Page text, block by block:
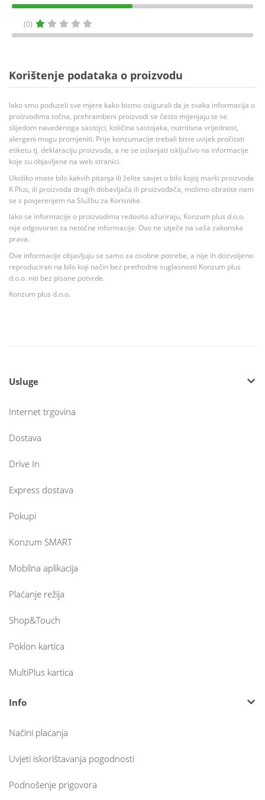
(0)
Korištenje podataka o proizvodu
Iako smo poduzeli sve mjere kako bismo osigurali da je svaka informacija o
proizvodima točna, prehrambeni proizvodi se često mijenjaju te se
slijedom navedenoga sastojci, količina sastojaka, nutritivna vrijednost,
alergeni mogu promjeniti. Prije konzumacije trebali biste uvijek pročitati
etiketu tj. deklaraciju proizvoda, a ne se oslanjati isključivo na informacije
koje su objavljene na web stranici.
Ukoliko imate bilo kakvih pitanja ili želite savjet o bilo kojoj marki proizvoda
K Plus, ili proizvoda drugih dobavljača ili proizvođača, molimo obratite nam
se s povjerenjem na Službu za Korisnike.
Iako se informacije o proizvodima redovito ažuriraju, Konzum plus d.o.o.
nije odgovoran za netočne informacije. Ovo ne utječe na vaša zakonska
prava.
Ove informacije objavljuju se samo za osobne potrebe, a nije ih dozvoljeno
reproducirati na bilo koji način bez prethodne suglasnosti Konzum plus
d.o.o. niti bez pisane potvrde.
Konzum plus d.o.o.
Usluge
Internet trgovina
Dostava
Drive In
Express dostava
Pokupi
Konzum SMART
Mobilna aplikacija
Plaćanje režija
Shop&Touch
Poklon kartica
MultiPlus kartica
Info
Načini plaćanja
Uvjeti iskorištavanja pogodnosti
Podnošenje prigovora